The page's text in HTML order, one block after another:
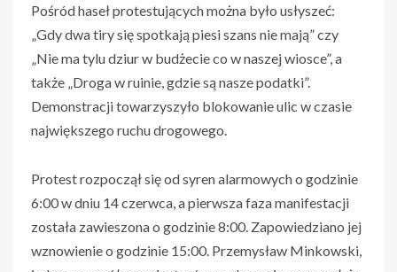
Pośród haseł protestujących można było usłyszeć:
„Gdy dwa tiry się spotkają piesi szans nie mają” czy
„Nie ma tylu dziur w budżecie co w naszej wiosce”, a
także „Droga w ruinie, gdzie są nasze podatki”.
Demonstracji towarzyszyło blokowanie ulic w czasie
największego ruchu drogowego.
Protest rozpoczął się od syren alarmowych o godzinie
6:00 w dniu 14 czerwca, a pierwsza faza manifestacji
została zawieszona o godzinie 8:00. Zapowiedziano jej
wznowienie o godzinie 15:00. Przemysław Minkowski,